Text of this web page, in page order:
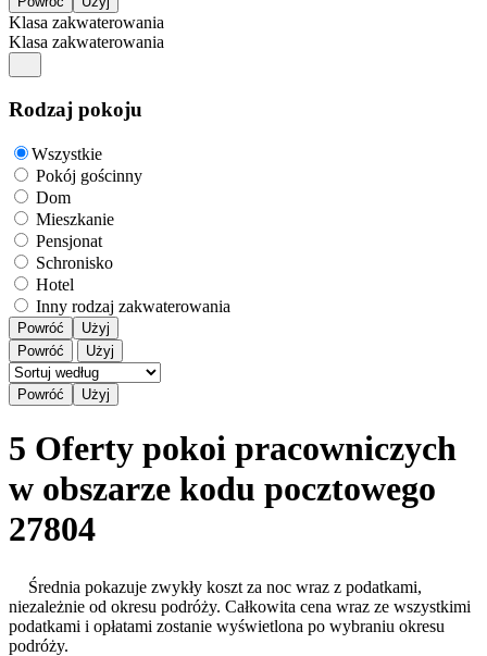
Klasa zakwaterowania
Klasa zakwaterowania
Rodzaj pokoju
Wszystkie
Pokój gościnny
Dom
Mieszkanie
Pensjonat
Schronisko
Hotel
Inny rodzaj zakwaterowania
Powróć
Użyj
Powróć
Użyj
5 Oferty pokoi pracowniczych
w obszarze kodu pocztowego
27804
Średnia pokazuje zwykły koszt za noc wraz z podatkami,
niezależnie od okresu podróży. Całkowita cena wraz ze wszystkimi
podatkami i opłatami zostanie wyświetlona po wybraniu okresu
podróży.